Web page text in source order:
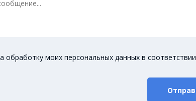
обработку моих персональных данных в